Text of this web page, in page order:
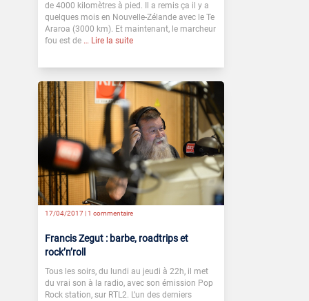
de 4000 kilomètres à pied. Il a remis ça il y a
quelques mois en Nouvelle-Zélande avec le Te
Araroa (3000 km). Et maintenant, le marcheur
fou est de … Lire la suite
17/04/2017 |1 commentaire
Francis Zegut : barbe, roadtrips et
rock’n’roll
Tous les soirs, du lundi au jeudi à 22h, il met
du vrai son à la radio, avec son émission Pop
Rock station, sur RTL2. L’un des derniers